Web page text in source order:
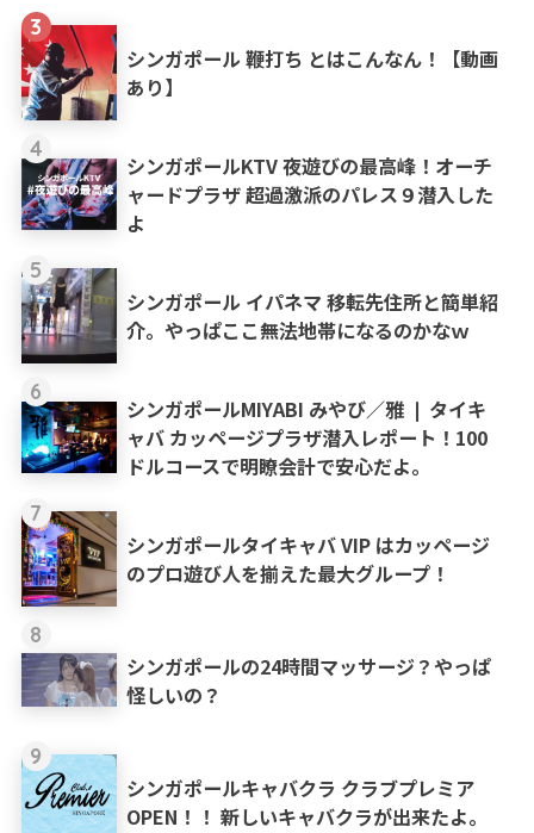
3
シンガポール 鞭打ち とはこんなん！【動画
あり】
4
シンガポールKTV 夜遊びの最高峰！オーチ
ャードプラザ 超過激派のパレス９潜入した
よ
5
シンガポール イパネマ 移転先住所と簡単紹
介。やっぱここ無法地帯になるのかなｗ
6
シンガポールMIYABI みやび／雅 ❘ タイキ
ャバ カッページプラザ潜入レポート！100
ドルコースで明瞭会計で安心だよ。
7
シンガポールタイキャバ VIP はカッページ
のプロ遊び人を揃えた最大グループ！
8
シンガポールの24時間マッサージ？やっぱ
怪しいの？
9
シンガポールキャバクラ クラブプレミア
OPEN！！ 新しいキャバクラが出来たよ。